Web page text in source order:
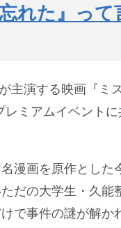
忘れた』っ
主演する映画『ミ
レミアムイベント
漫画を原作とした
だの大学生・久能
で事件の謎が解か